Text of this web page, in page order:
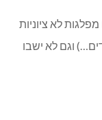
לא ציוניות
וגם לא ישבו